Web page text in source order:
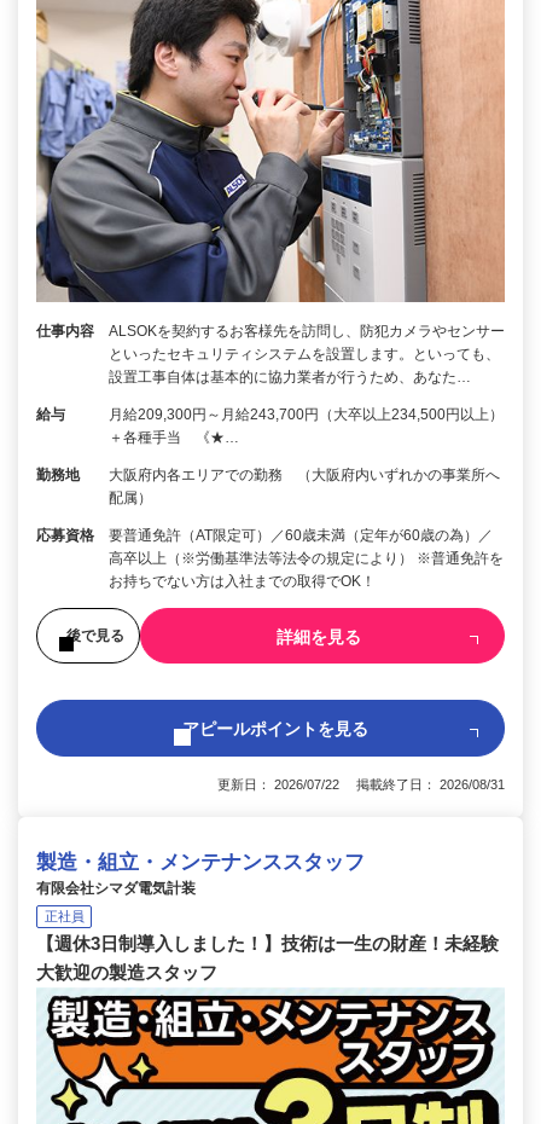
仕事内容
ALSOKを契約するお客様先を訪問し、防犯カメラやセンサー
といったセキュリティシステムを設置します。といっても、
設置工事自体は基本的に協力業者が行うため、あなた…
給与
月給209,300円～月給243,700円（大卒以上234,500円以上）
＋各種手当 《★…
勤務地
大阪府内各エリアでの勤務 （大阪府内いずれかの事業所へ
配属）
応募資格
要普通免許（AT限定可）／60歳未満（定年が60歳の為）／
高卒以上（※労働基準法等法令の規定により） ※普通免許を
お持ちでない方は入社までの取得でOK！
後で見る 詳細を見る
アピールポイントを見る
更新日： 2026/07/22 掲載終了日： 2026/08/31
製造・組立・メンテナンススタッフ
有限会社シマダ電気計装
正社員
【週休3日制導入しました！】技術は一生の財産！未経験
大歓迎の製造スタッフ